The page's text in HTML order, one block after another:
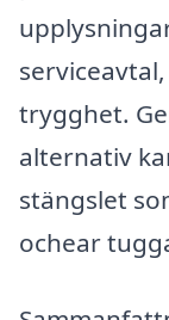
trygghet.
alternativ
stängslet
ochear